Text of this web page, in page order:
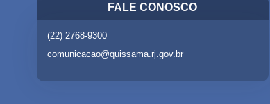
FALE CONOSCO
(22) 2768-9300
comunicacao@quissama.rj.gov.br